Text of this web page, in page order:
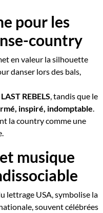
pour les
country
en valeur la silhouette
danser lors des bals,
REBELS, tandis que le
inspiré, indomptable.
la country comme une
musique
lettrage USA, symbolise la
souvent célébrées